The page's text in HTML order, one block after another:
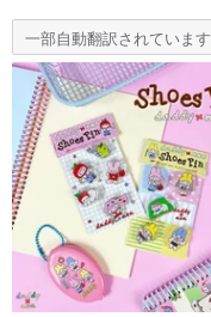
一部自動翻訳されています